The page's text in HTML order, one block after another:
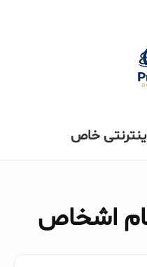
خاص
اشخاص